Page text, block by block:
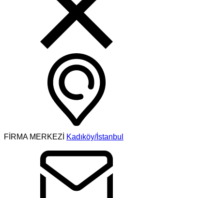
FİRMA MERKEZİ Kadıköy/İstanbul